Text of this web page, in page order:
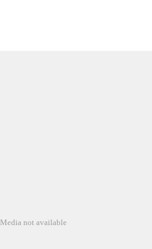
Media not available